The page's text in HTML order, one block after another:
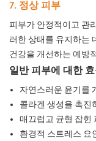
7. 정상 피부
피부가 안정적이고 관
러한 상태를 유지하는
건강을 개선하는 예방
일반 피부에 대한
자연스러운 윤기를
콜라겐 생성을 촉진
매끄럽고 균형 잡힌
환경적 스트레스 요